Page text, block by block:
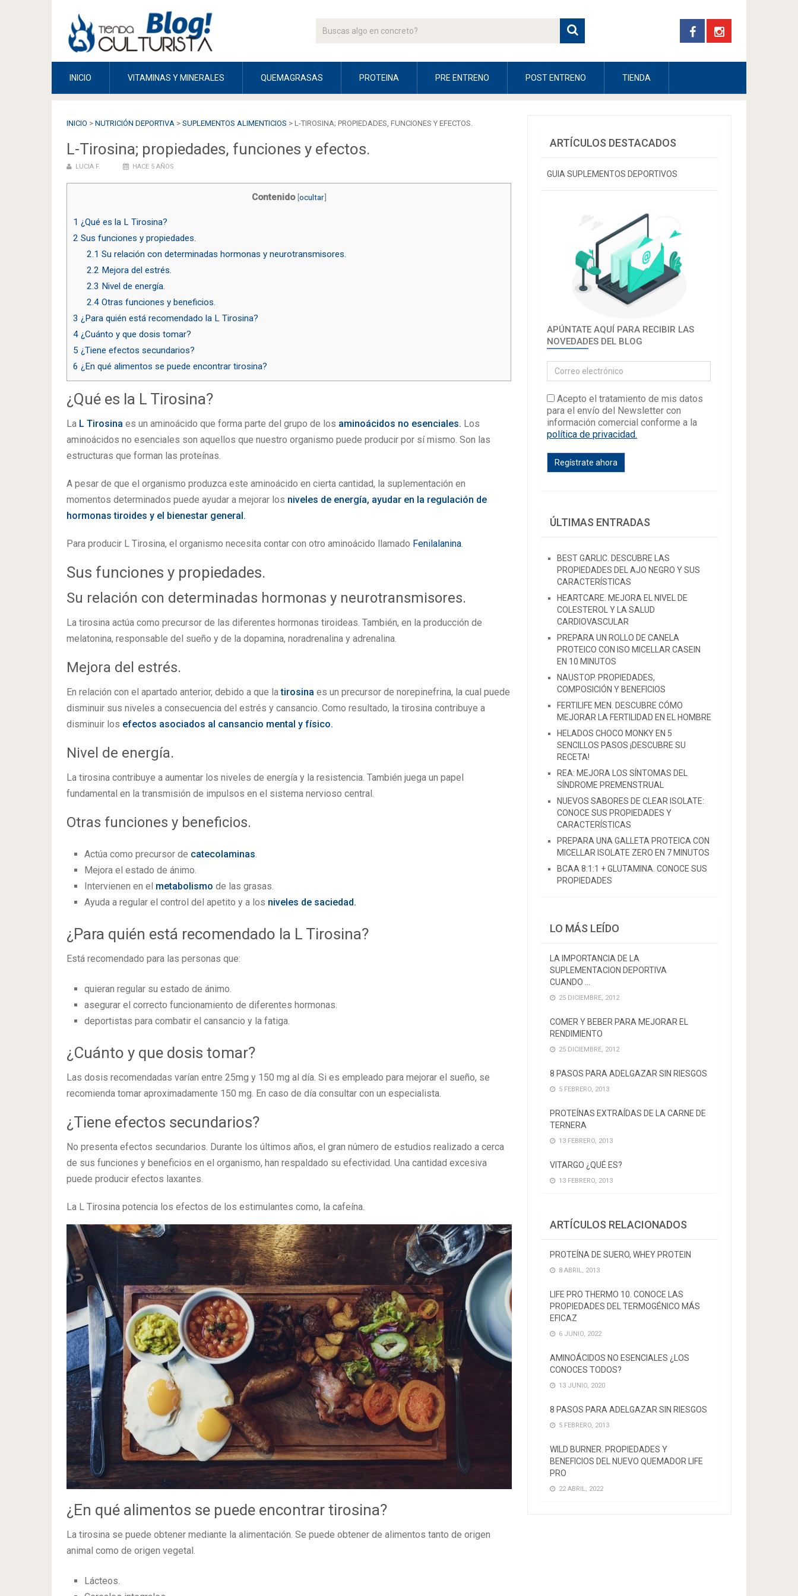
INICIO VITAMINAS Y MINERALES QUEMAGRASAS PROTEINA PRE ENTRENO POST ENTRENO TIENDA
INICIO > NUTRICIÓN DEPORTIVA > SUPLEMENTOS ALIMENTICIOS > L-TIROSINA; PROPIEDADES, FUNCIONES Y EFECTOS.
L-Tirosina; propiedades, funciones y efectos.
LUCIA F. HACE 5 AÑOS
Contenido [ocultar]
1 ¿Qué es la L Tirosina?
2 Sus funciones y propiedades.
2.1 Su relación con determinadas hormonas y neurotransmisores.
2.2 Mejora del estrés.
2.3 Nivel de energía.
2.4Otras funciones y beneficios.
3 ¿Para quién está recomendado la L Tirosina?
4 ¿Cuánto y que dosis tomar?
5 ¿Tiene efectos secundarios?
6 ¿En qué alimentos se puede encontrar tirosina?
¿Qué es la L Tirosina?
La L Tirosina es un aminoácido que forma parte del grupo de los aminoácidos no esenciales. Los
aminoácidos no esenciales son aquellos que nuestro organismo puede producir por sí mismo. Son las
estructuras que forman las proteínas.
A pesar de que el organismo produzca este aminoácido en cierta cantidad, la suplementación en
momentos determinados puede ayudar a mejorar los niveles de energía, ayudar en la regulación de
hormonas tiroides y el bienestar general.
Para producir L Tirosina, el organismo necesita contar con otro aminoácido llamado Fenilalanina.
Sus funciones y propiedades.
Su relación con determinadas hormonas y neurotransmisores.
La tirosina actúa como precursor de las diferentes hormonas tiroideas. También, en la producción de
melatonina, responsable del sueño y de la dopamina, noradrenalina y adrenalina.
Mejora del estrés.
En relación con el apartado anterior, debido a que latirosina es un precursor de norepinefrina, la cual puede
disminuir sus niveles a consecuencia del estrés y cansancio. Como resultado, la tirosina contribuye a
disminuir los efectos asociados al cansancio mental y físico.
Nivel de energía.
La tirosina contribuye a aumentar los niveles de energía y la resistencia. También juega un papel
fundamental en la transmisión de impulsos en el sistema nervioso central.
Otras funciones y beneficios.
Actúa como precursor de catecolaminas.
Mejora el estado de ánimo.
Intervienen en el metabolismo de las grasas.
Ayuda a regular el control del apetito y a los niveles de saciedad.
¿Para quién está recomendado la L Tirosina?
Está recomendado para las personas que:
quieran regular su estado de ánimo.
asegurar el correcto funcionamiento de diferentes hormonas.
deportistas para combatir el cansancio y la fatiga.
¿Cuánto y que dosis tomar?
Las dosis recomendadas varían entre 25mg y 150 mg al día. Si es empleado para mejorar el sueño, se
recomienda tomar aproximadamente 150 mg. En caso de día consultar con un especialista.
¿Tiene efectos secundarios?
No presenta efectos secundarios. Durante los últimos años, el gran número de estudios realizado a cerca
de sus funciones y beneficios en el organismo, han respaldado su efectividad. Una cantidad excesiva
puede producir efectos laxantes.
La L Tirosina potencia los efectos de los estimulantes como, la cafeína.
¿En qué alimentos se puede encontrar tirosina?
La tirosina se puede obtener mediante la alimentación. Se puede obtener de alimentos tanto de origen
animal como de origen vegetal.
Lácteos.
ARTÍCULOS DESTACADOS
GUIA SUPLEMENTOS DEPORTIVOS
APÚNTATE AQUÍ PARA RECIBIR LAS
NOVEDADES DEL BLOG
Acepto el tratamiento de mis datos
para el envío del Newsletter con
información comercial conforme a la
política de privacidad.
ÚLTIMAS ENTRADAS
BEST GARLIC. DESCUBRE LAS
PROPIEDADES DEL AJO NEGRO Y SUS
CARACTERÍSTICAS
HEARTCARE. MEJORA EL NIVEL DE
COLESTEROL Y LA SALUD
CARDIOVASCULAR
PREPARA UN ROLLO DE CANELA
PROTEICO CON ISO MICELLAR CASEIN
EN 10 MINUTOS
NAUSTOP. PROPIEDADES,
COMPOSICIÓN Y BENEFICIOS
FERTILIFE MEN. DESCUBRE CÓMO
MEJORAR LA FERTILIDAD EN EL HOMBRE
HELADOS CHOCO MONKY EN 5
SENCILLOS PASOS ¡DESCUBRE SU
RECETA!
REA: MEJORA LOS SÍNTOMAS DEL
SÍNDROME PREMENSTRUAL
NUEVOS SABORES DE CLEAR ISOLATE:
CONOCE SUS PROPIEDADES Y
CARACTERÍSTICAS
PREPARA UNA GALLETA PROTEICA CON
MICELLAR ISOLATE ZERO EN 7 MINUTOS
BCAA 8:1:1 + GLUTAMINA. CONOCE SUS
PROPIEDADES
LO MÁS LEÍDO
LA IMPORTANCIA DE LA
SUPLEMENTACION DEPORTIVA
CUANDO …
25 DICIEMBRE, 2012
COMER Y BEBER PARA MEJORAR EL
RENDIMIENTO
25 DICIEMBRE, 2012
8 PASOS PARA ADELGAZAR SIN RIESGOS
5 FEBRERO, 2013
PROTEÍNAS EXTRAÍDAS DE LA CARNE DE
TERNERA
13 FEBRERO, 2013
VITARGO ¿QUÉ ES?
13 FEBRERO, 2013
ARTÍCULOS RELACIONADOS
PROTEÍNA DE SUERO, WHEY PROTEIN
8 ABRIL, 2013
LIFE PRO THERMO 10. CONOCE LAS
PROPIEDADES DEL TERMOGÉNICO MÁS
EFICAZ
6 JUNIO, 2022
AMINOÁCIDOS NO ESENCIALES ¿LOS
CONOCES TODOS?
13 JUNIO, 2020
8 PASOS PARA ADELGAZAR SIN RIESGOS
5 FEBRERO, 2013
WILD BURNER. PROPIEDADES Y
BENEFICIOS DEL NUEVO QUEMADOR LIFE
PRO
22 ABRIL, 2022